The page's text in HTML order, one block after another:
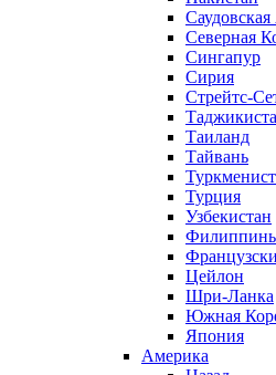
Северная
Сингапур
Сирия
Стрейтс-
Таиланд
Тайвань
Турция
Узбекистан
Цейлон
Шри-Ланка
Южная
Япония
Америка